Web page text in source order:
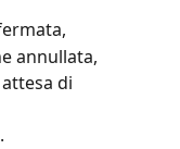
annullata,
di